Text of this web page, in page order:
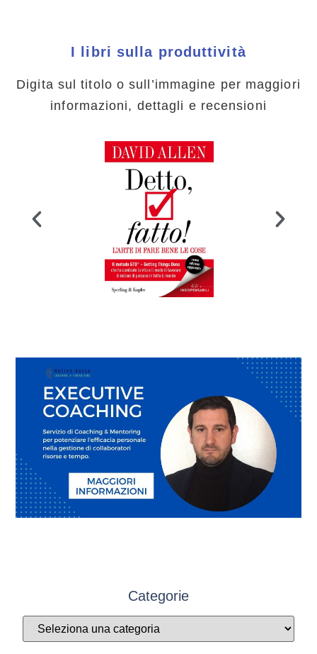
I libri sulla produttività
Digita sul titolo o sull’immagine per maggiori
informazioni, dettagli e recensioni
Categorie